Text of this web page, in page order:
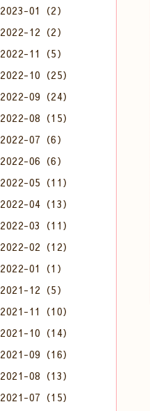
2023-01（2）
2022-12（2）
2022-11（5）
2022-10（25）
2022-09（24）
2022-08（15）
2022-07（6）
2022-06（6）
2022-05（11）
2022-04（13）
2022-03（11）
2022-02（12）
2022-01（1）
2021-12（5）
2021-11（10）
2021-10（14）
2021-09（16）
2021-08（13）
2021-07（15）